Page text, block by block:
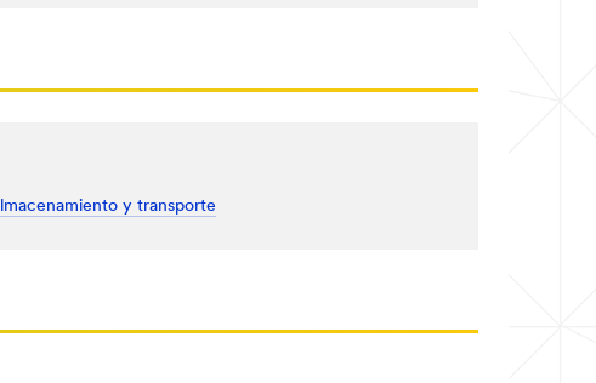
y transporte